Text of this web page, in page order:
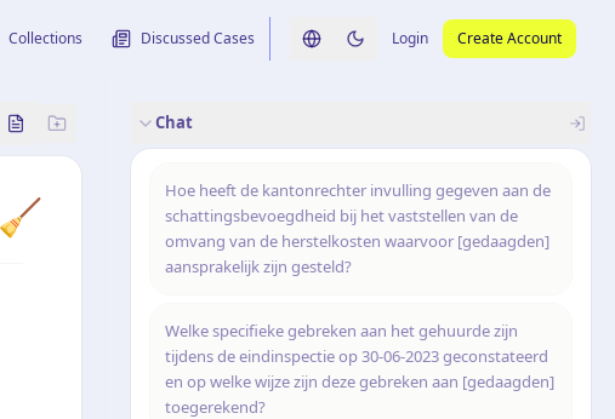
Collections Discussed Cases Switch language
Switch to dark theme
Login Create Account
reference
this analysis
Bekijk originele uitspraak
Chat
Hoe heeft de kantonrechter invulling gegeven aan de
schattingsbevoegdheid bij het vaststellen van de
omvang van de herstelkosten waarvoor [gedaagden]
aansprakelijk zijn gesteld?
Welke specifieke gebreken aan het gehuurde zijn
tijdens de eindinspectie op 30-06-2023 geconstateerd
en op welke wijze zijn deze gebreken aan [gedaagden]
toegerekend?